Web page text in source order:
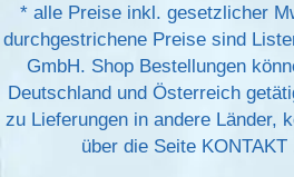
* alle Preise inkl. gesetzlicher
durchgestrichene Preise sind
GmbH. Shop Bestellungen
Deutschland und Österreich
zu Lieferungen in andere Länder,
über die Seite KONTAKT